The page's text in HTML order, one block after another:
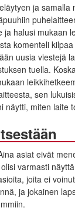
ja samalla
halusi mukaan
komenteli
uusia viestejä
tuella.
sen
näytti, miten laite
asiat eivät
varmasti
joita ei
ja jokainen